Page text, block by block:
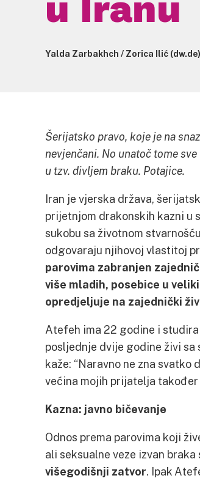
Yalda Zarbakhch / Zorica Ilić (dw.de)
Šerijatsko pravo, koje je na
nevjenčani. No unatoč tome
u tzv. divljem braku. Potajice.
Iran je vjerska država,
prijetnjom drakonskih kazni u
sukobu sa životnom
odgovaraju njihovoj vlastitoj
parovima zabranjen
više mladih, posebice u
opredjeljuje na zajednički
Atefeh ima 22 godine i studira
posljednje dvije godine živi sa
kaže: “Naravno ne zna
većina mojih prijatelja također
Kazna: javno bičevanje
Odnos prema parovima koji
ali seksualne veze izvan braka
višegodišnji zatvor. Ipak